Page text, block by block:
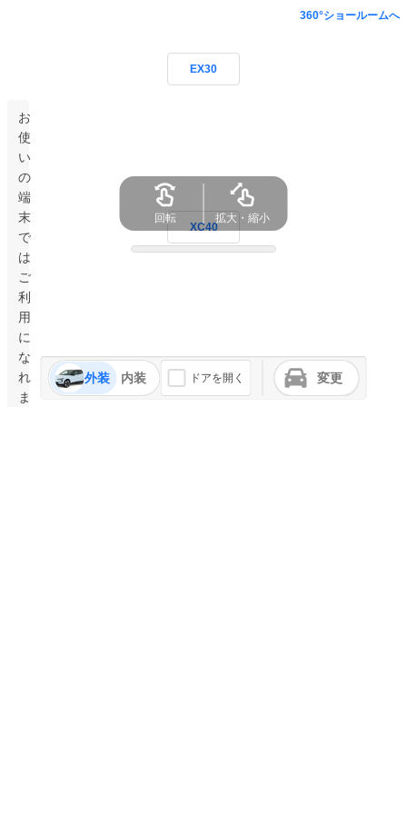
お
使
い
の
端
末
で
は
ご
利
用
に
な
れ
ま
360°ショールームへ
EX30
XC40
外装 内装 ドアを開く 変更
回転 拡大・縮小